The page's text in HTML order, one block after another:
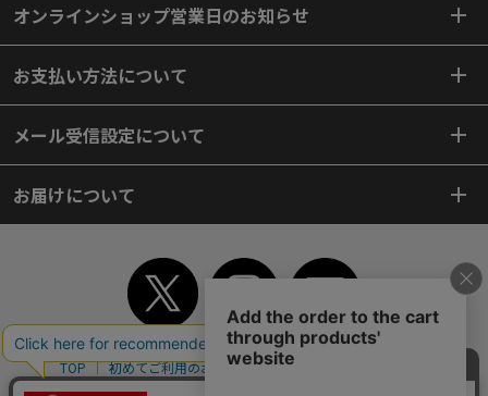
オンラインショップ営業日のお知らせ
お支払い方法について
メール受信設定について
お届けについて
TOP 初めてご利用のお客様へ ご利用案内
個人情報保護方針